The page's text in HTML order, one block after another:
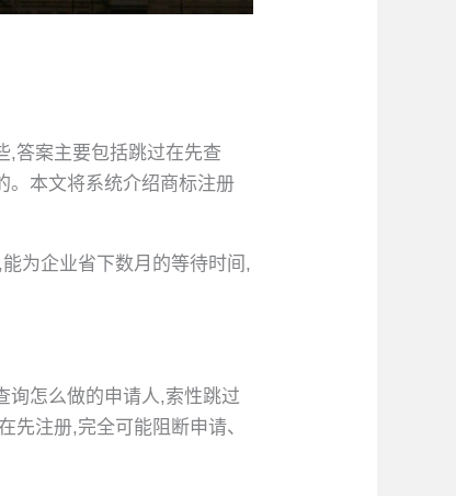
,答案主要包括跳过在先查
。本文将系统介绍商标注册
为企业省下数月的等待时间,
询怎么做的申请人,索性跳过
先注册,完全可能阻断申请、